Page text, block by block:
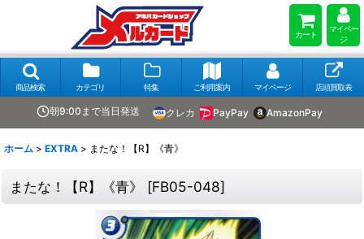
カート
マイペー
ジ
商品検索 カテゴリ 特集 ご利用案内 マイページ 店頭買取表
朝9:00まで当日発送 クレカ PayPay AmazonPay
ホーム > EXTRA > またな！【R】《青》
またな！【R】《青》 [FB05-048]